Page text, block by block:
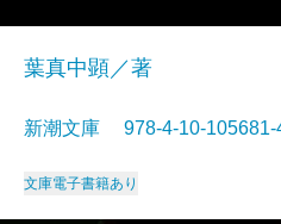
葉真中顕／著
新潮文庫 978-4-10-
文庫電子書籍あり